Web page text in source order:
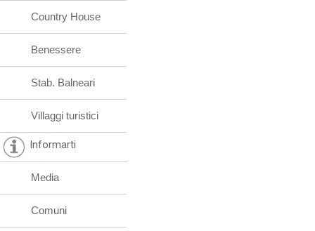
Country House
Benessere
Stab. Balneari
Villaggi turistici
Informarti
Media
Comuni